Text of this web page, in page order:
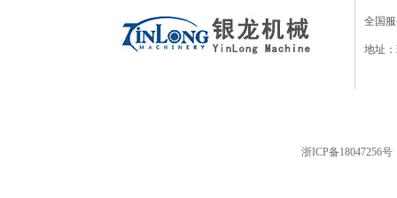
全国
地址
浙ICP备18047256号